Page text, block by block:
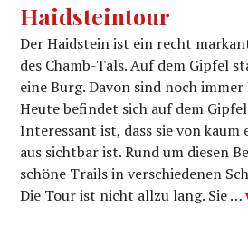
Haidsteintour
Der Haidstein ist ein recht
des Chamb-Tals. Auf dem Gipfel
eine Burg. Davon sind noch immer
Heute befindet sich auf dem
Interessant ist, dass sie von
aus sichtbar ist. Rund um diesen
schöne Trails in verschiedenen
Die Tour ist nicht allzu lang. Sie …